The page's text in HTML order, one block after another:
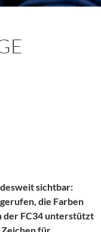
sichtbar:
die Farben
der FC34 unterstützt